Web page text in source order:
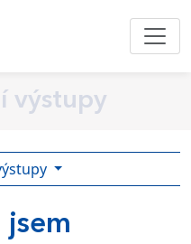
výstupy
jsem